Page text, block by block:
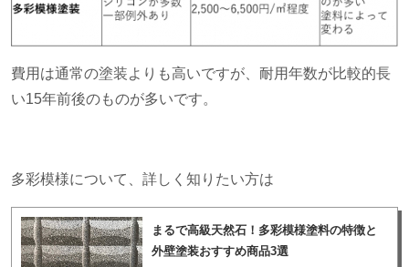
費用は通常の塗装よりも高いですが、耐用年数が比較的長
い15年前後のものが多いです。
多彩模様について、詳しく知りたい方は
まるで高級天然石！多彩模様塗料の特徴と
外壁塗装おすすめ商品3選